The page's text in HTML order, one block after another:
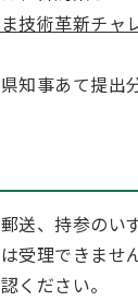
ま技術革新チャ
知事あて提出
送、持参のい
受理できませ
ください。